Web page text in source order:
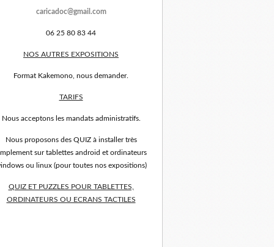
caricadoc@gmail.com
06 25 80 83 44
NOS AUTRES EXPOSITIONS
Format Kakemono, nous demander.
TARIFS
Nous acceptons les mandats administratifs.
Nous proposons des QUIZ à installer très
sur tablettes android et ordinateurs
ou linux (pour toutes nos expositions)
QUIZ ET PUZZLES POUR TABLETTES,
ORDINATEURS OU ECRANS TACTILES